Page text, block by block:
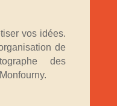
vos idées.
de
des